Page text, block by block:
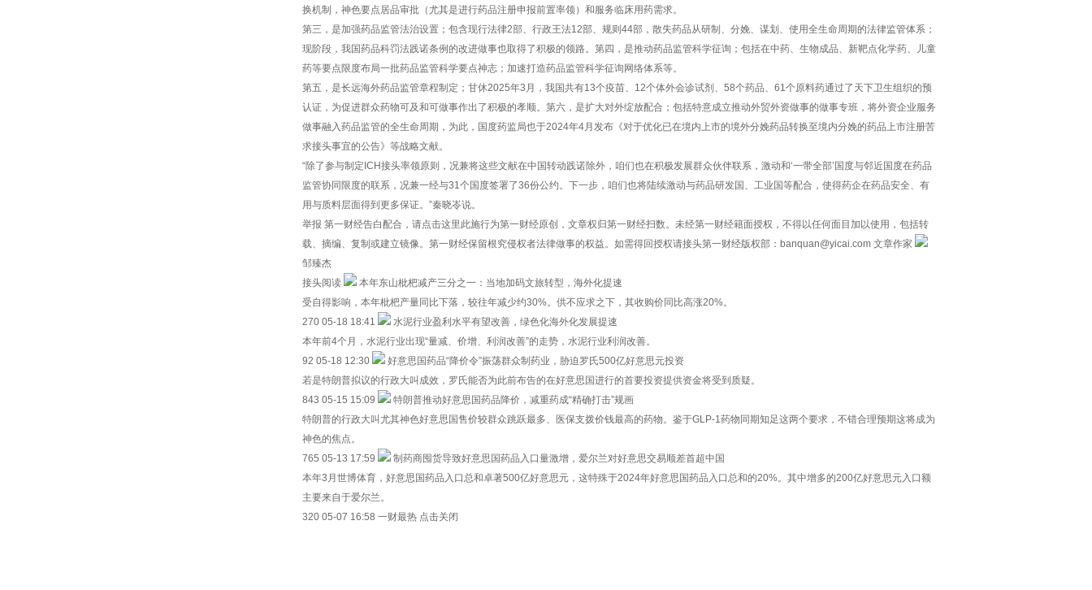
换机制，神色要点居品审批（尤其是进行药品注册申报前置率领）和服务临床用药需求。
第三，是加强药品监管法治设置；包含现行法律2部、行政王法12部、规则44部，散失药品从研制、分娩、谋划、使用全生命周期的法律监管体系；
现阶段，我国药品科罚法践诺条例的改进做事也取得了积极的领路。第四，是推动药品监管科学征询；包括在中药、生物成品、新靶点化学药、儿童
药等要点限度布局一批药品监管科学要点神志；加速打造药品监管科学征询网络体系等。
第五，是长远海外药品监管章程制定；甘休2025年3月，我国共有13个疫苗、12个体外会诊试剂、58个药品、61个原料药通过了天下卫生组织的预
认证，为促进群众药物可及和可做事作出了积极的孝顺。第六，是扩大对外绽放配合；包括特意成立推动外贸外资做事的做事专班，将外资企业服务
做事融入药品监管的全生命周期，为此，国度药监局也于2024年4月发布《对于优化已在境内上市的境外分娩药品转换至境内分娩的药品上市注册苦
求接头事宜的公告》等战略文献。
“除了参与制定ICH接头率领原则，况兼将这些文献在中国转动践诺除外，咱们也在积极发展群众伙伴联系，激动和‘一带全部’国度与邻近国度在药品
监管协同限度的联系，况兼一经与31个国度签署了36份公约。下一步，咱们也将陆续激动与药品研发国、工业国等配合，使得药企在药品安全、有
用与质料层面得到更多保证。”秦晓岺说。
举报 第一财经告白配合，请点击这里此施行为第一财经原创，文章权归第一财经扫数。未经第一财经籍面授权，不得以任何面目加以使用，包括转
载、摘编、复制或建立镜像。第一财经保留根究侵权者法律做事的权益。如需得回授权请接头第一财经版权部：banquan@yicai.com 文章作家
邹臻杰
接头阅读
本年东山枇杷减产三分之一：当地加码文旅转型，海外化提速
受自得影响，本年枇杷产量同比下落，较往年减少约30%。供不应求之下，其收购价同比高涨20%。
270 05-18 18:41
水泥行业盈利水平有望改善，绿色化海外化发展提速
本年前4个月，水泥行业出现“量减、价增、利润改善”的走势，水泥行业利润改善。
92 05-18 12:30
好意思国药品“降价令”振荡群众制药业，胁迫罗氏500亿好意思元投资
若是特朗普拟议的行政大叫成效，罗氏能否为此前布告的在好意思国进行的首要投资提供资金将受到质疑。
843 05-15 15:09
特朗普推动好意思国药品降价，减重药成“精确打击”规画
特朗普的行政大叫尤其神色好意思国售价较群众跳跃最多、医保支拨价钱最高的药物。鉴于GLP-1药物同期知足这两个要求，不错合理预期这将成为
神色的焦点。
765 05-13 17:59
制药商囤货导致好意思国药品入口量激增，爱尔兰对好意思交易顺差首超中国
本年3月世博体育，好意思国药品入口总和卓著500亿好意思元，这特殊于2024年好意思国药品入口总和的20%。其中增多的200亿好意思元入口额
主要来自于爱尔兰。
320 05-07 16:58 一财最热 点击关闭